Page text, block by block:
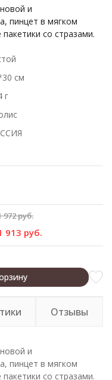
и
пинцет в мягком
со стразами.
см
г
972 руб.
913 руб.
Отзывы
и
пинцет в мягком
со стразами.